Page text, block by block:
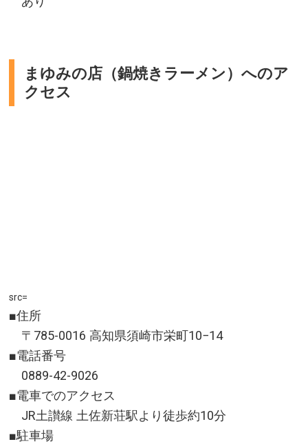
まゆみの店（鍋焼きラーメン）へのア
クセス
src=
■住所
〒785-0016 高知県須崎市栄町10−14
■電話番号
0889-42-9026
■電車でのアクセス
JR土讃線 土佐新荘駅より徒歩約10分
■駐車場